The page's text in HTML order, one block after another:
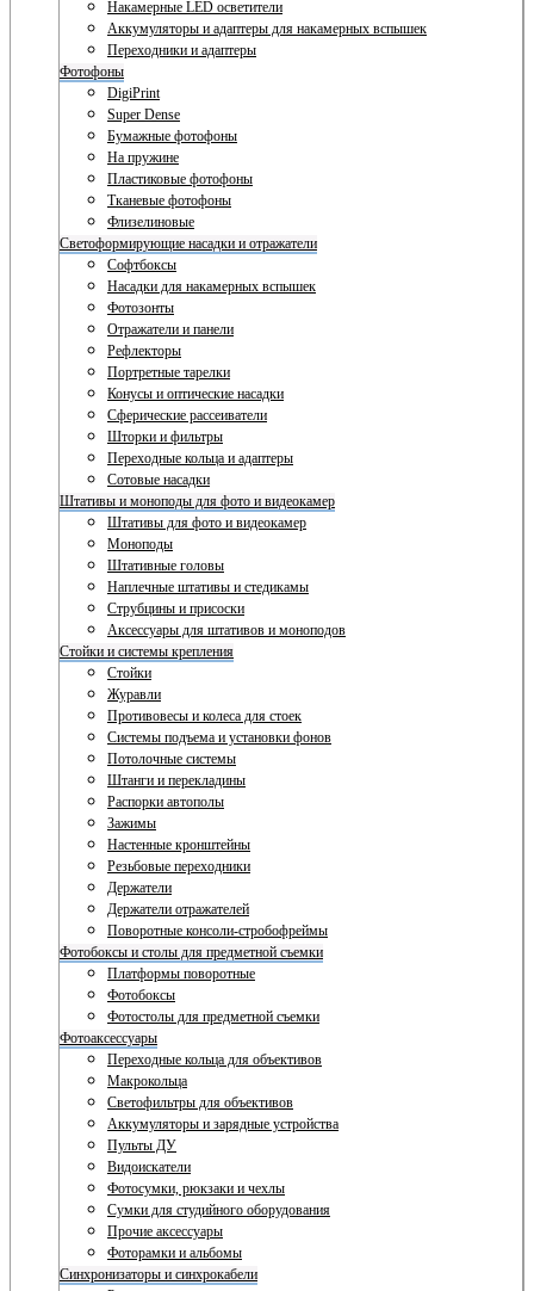
Накамерные LED осветители
Аккумуляторы и адаптеры для накамерных вспышек
Переходники и адаптеры
Фотофоны
DigiPrint
Super Dense
Бумажные фотофоны
На пружине
Пластиковые фотофоны
Тканевые фотофоны
Флизелиновые
Светоформирующие насадки и отражатели
Софтбоксы
Насадки для накамерных вспышек
Фотозонты
Отражатели и панели
Рефлекторы
Портретные тарелки
Конусы и оптические насадки
Сферические рассеиватели
Шторки и фильтры
Переходные кольца и адаптеры
Сотовые насадки
Штативы и моноподы для фото и видеокамер
Штативы для фото и видеокамер
Моноподы
Штативные головы
Наплечные штативы и стедикамы
Струбцины и присоски
Аксессуары для штативов и моноподов
Стойки и системы крепления
Стойки
Журавли
Противовесы и колеса для стоек
Системы подъема и установки фонов
Потолочные системы
Штанги и перекладины
Распорки автополы
Зажимы
Настенные кронштейны
Резьбовые переходники
Держатели
Держатели отражателей
Поворотные консоли-стробофреймы
Фотобоксы и столы для предметной съемки
Платформы поворотные
Фотобоксы
Фотостолы для предметной съемки
Фотоаксессуары
Переходные кольца для объективов
Макрокольца
Светофильтры для объективов
Аккумуляторы и зарядные устройства
Пульты ДУ
Видоискатели
Фотосумки, рюкзаки и чехлы
Сумки для студийного оборудования
Прочие аксессуары
Фоторамки и альбомы
Синхронизаторы и синхрокабели